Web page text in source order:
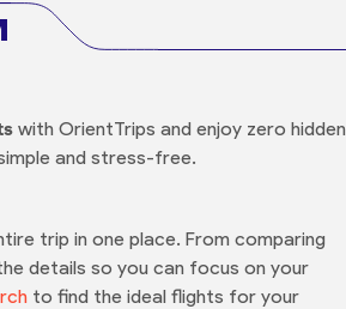
with OrientTrips and enjoy zero hidden
and stress-free.
trip in one place. From comparing
details so you can focus on your
to find the ideal flights for your